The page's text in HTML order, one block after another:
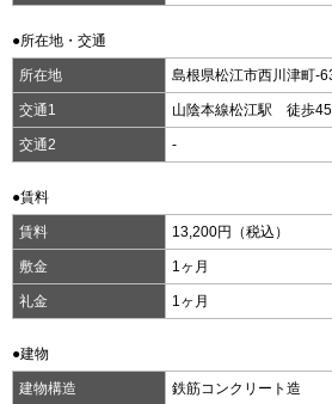
●所在地・交通
所在地 島根県松江市西川津町-
交通1 山陰本線松江駅 徒歩
交通2 -
●賃料
賃料 13,200円（税込）
敷金 1ヶ月
礼金 1ヶ月
●建物
建物構造 鉄筋コンクリート造